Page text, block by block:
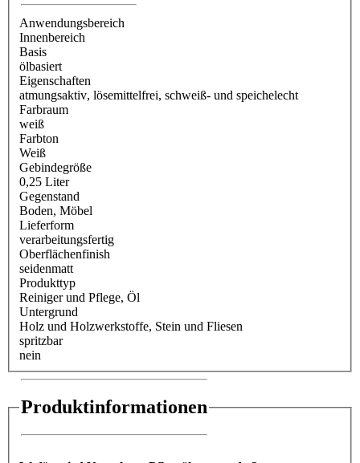
Anwendungsbereich
Innenbereich
Basis
ölbasiert
Eigenschaften
atmungsaktiv, lösemittelfrei, schweiß- und speichelecht
Farbraum
weiß
Farbton
Weiß
Gebindegröße
0,25 Liter
Gegenstand
Boden, Möbel
Lieferform
verarbeitungsfertig
Oberflächenfinish
seidenmatt
Produkttyp
Reiniger und Pflege, Öl
Untergrund
Holz und Holzwerkstoffe, Stein und Fliesen
spritzbar
nein
Produktinformationen